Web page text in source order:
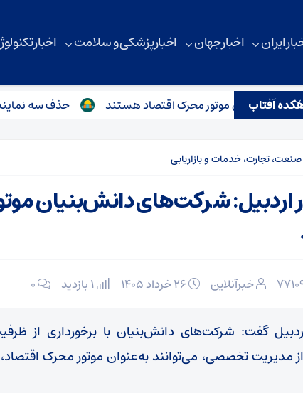
ایران اخبار جهان اخبار پزشکی و سلامت اخبار
آفتاب
موتور محرک اقتصاد هستند حذف سه نماینده ایران
صنعت، تجارت، خدمات و بازاریابی
اردبیل: شرکت‌های دانش‌بنیان
خبرآنلاین ۰
گفت: شرکت‌های دانش‌بنیان با برخورداری از
مدیریت تخصصی، می‌توانند به‌عنوان موتور محرک